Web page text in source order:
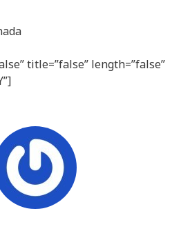
title=”false” length=”false”